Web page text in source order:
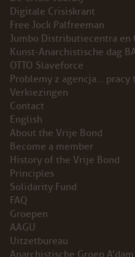
INSTAGRAM
BLUESKY
ENGLISH
ABOUT THE VRIJE BOND
PRINCIPLES
BECOME A MEMBER
SOLIDARITY FUND
HISTORY OF THE VRIJE
Digitale Crisiskrant
Free Jock Palfreeman
Jumbo Distributiecentra en
Kunst-Anarchistische dag
OTTO Slaveforce
Problemy z agencja… pracy
Verkiezingen
Contact
English
About the Vrije Bond
Become a member
History of the Vrije Bond
Principles
Solidarity Fund
FAQ
Groepen
AAGU
Uitzetbureau